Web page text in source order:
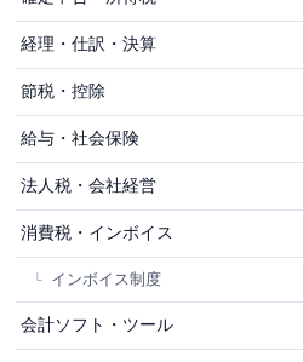
経理・仕訳・決算
節税・控除
給与・社会保険
法人税・会社経営
消費税・インボイス
インボイス制度
会計ソフト・ツール